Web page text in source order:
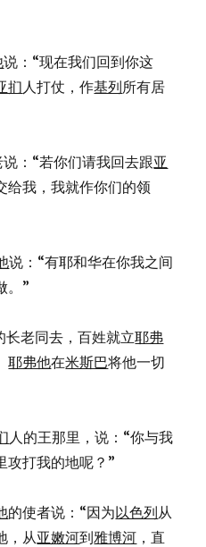
说：“现在我们回到你这
扪人打仗，作基列所有居
说：“若你们请我回去跟亚
给我，我就作你们的领
说：“有耶和华在你我之间
。”
长老同去，百姓就立耶弗
耶弗他在米斯巴将他一切
人的王那里，说：“你与我
攻打我的地呢？”
的使者说：“因为以色列从
，从亚嫩河到雅博河 ，直